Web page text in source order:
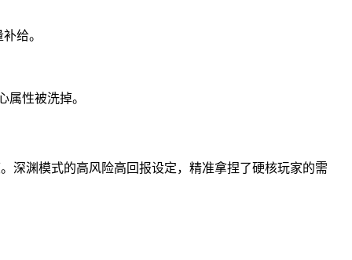
给。
性被洗掉。
深渊模式的高风险高回报设定，精准拿捏了硬核玩家的需